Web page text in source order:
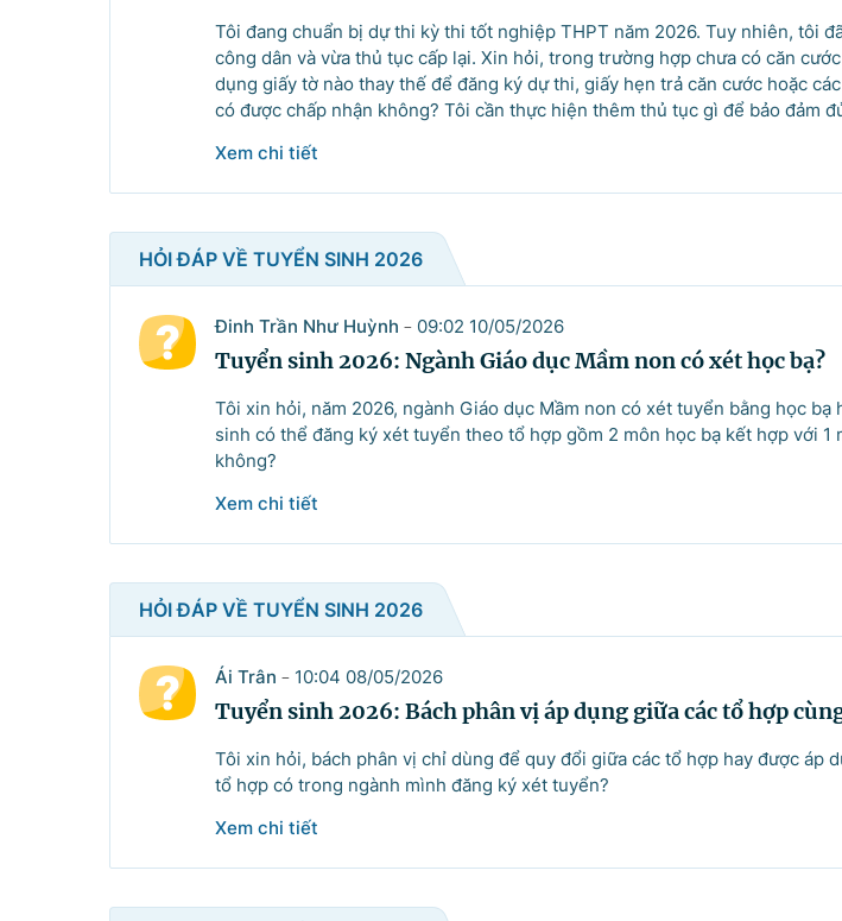
Danh sách câu hỏi
Câu hỏi xem nhiều nhất
Hỏi đáp về quyền sử dụng đất
Hỏi đáp về tuyển sinh 2026
Câu hỏi thường gặp về đấu thầu
© CỔNG THÔNG TIN ĐIỆN TỬ CHÍNH PHỦ
Tổng Giám đốc: Nguyễn Hồng Sâm
Trụ sở: 16 Lê Hồng Phong - Ba Đình - Hà Nội.
Điện thoại: Văn phòng: 080 43162; Fax: 080.48924;
Email: thongtinchinhphu@chinhphu.vn.
Ghi rõ nguồn 'Cổng Thông tin điện tử Chính phủ' hoặc
Tôi đang chuẩn bị dự thi kỳ thi tốt nghiệp THPT năm 2026. Tuy nhiên, tôi
công dân và vừa thủ tục cấp lại. Xin hỏi, trong trường hợp chưa có căn
dụng giấy tờ nào thay thế để đăng ký dự thi, giấy hẹn trả căn cước hoặc
có được chấp nhận không? Tôi cần thực hiện thêm thủ tục gì để bảo đảm
Xem chi tiết
HỎI ĐÁP VỀ TUYỂN SINH 2026
Đinh Trần Như Huỳnh - 09:02 10/05/2026
Tuyển sinh 2026: Ngành Giáo dục Mầm non có xét học bạ?
Tôi xin hỏi, năm 2026, ngành Giáo dục Mầm non có xét tuyển bằng học bạ
sinh có thể đăng ký xét tuyển theo tổ hợp gồm 2 môn học bạ kết hợp với 1
không?
Xem chi tiết
HỎI ĐÁP VỀ TUYỂN SINH 2026
Ái Trân - 10:04 08/05/2026
Tuyển sinh 2026: Bách phân vị áp dụng giữa các tổ hợp
Tôi xin hỏi, bách phân vị chỉ dùng để quy đổi giữa các tổ hợp hay được áp
tổ hợp có trong ngành mình đăng ký xét tuyển?
Xem chi tiết